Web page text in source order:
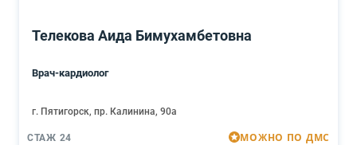
Телекова Аида Бимухамбетовна
Врач-кардиолог
г. Пятигорск, пр. Калинина, 90а
СТАЖ 24 МОЖНО ПО ДМС